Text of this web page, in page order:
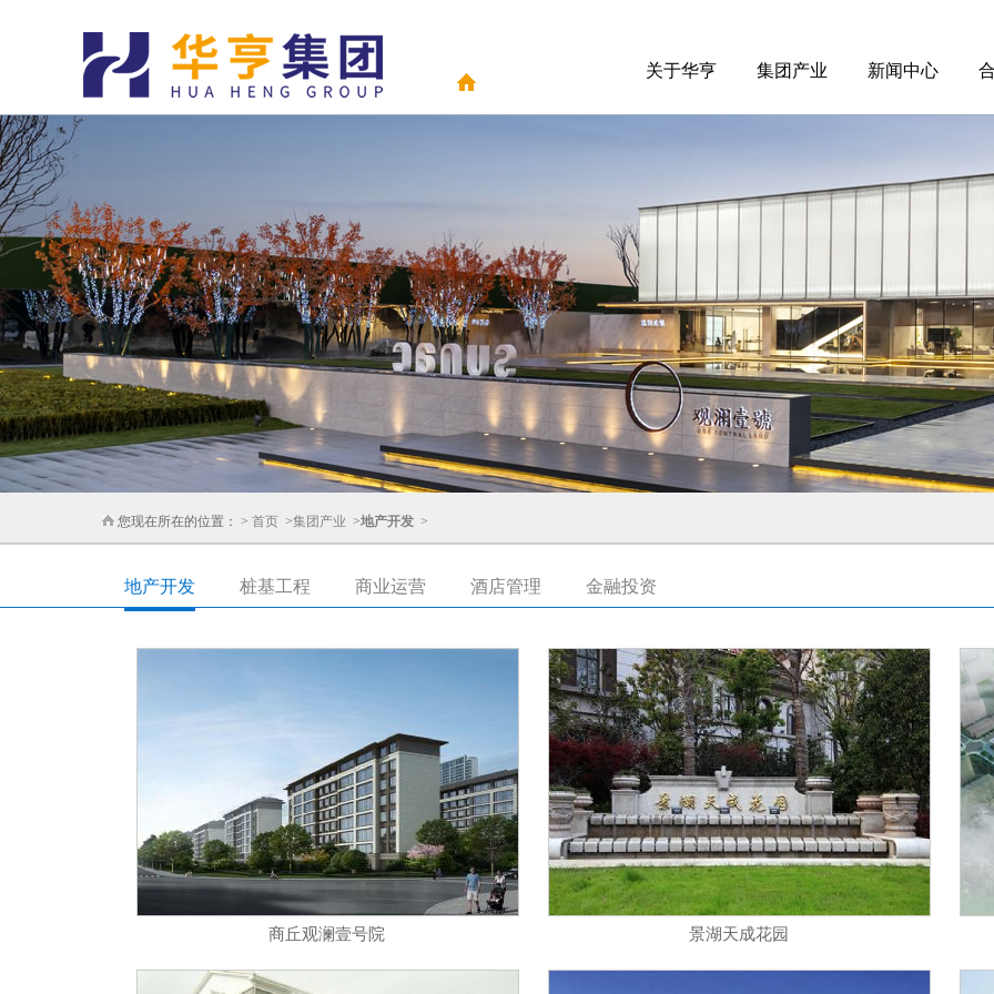
关于华亨 集团产业 新闻中心
您现在所在的位置： > 首页 >集团产业 >地产开发 >
地产开发 桩基工程 商业运营 酒店管理 金融投资
商丘观澜壹号院 景湖天成花园